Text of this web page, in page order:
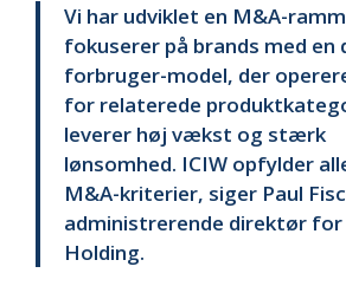
Vi har udviklet en M&A-
fokuserer på brands med en
forbruger-model, der
for relaterede
leverer høj vækst og stærk
lønsomhed. ICIW opfylder
M&A-kriterier, siger Paul
administrerende direktør for
Holding.